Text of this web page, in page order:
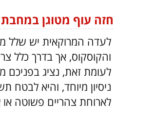
ג'ינג'ר כתוש- 1 כפית
מלח- לפי הטעם
פלפל שחור - לפי הטעם
רכיבים לרוטב לבשר:
חזה עוף מטוגן במחבת
לעדה המרוקאית יש שלל
והקוסקוס, אך בדרך כלל
לעומת זאת, נציג בפניכם
ניסיון מיוחד, והיא לבטח
לארוחת צהריים פשוטה או